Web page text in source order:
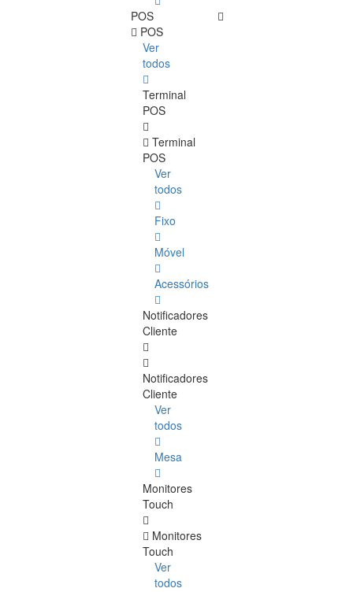
POS
POS
Ver
todos
Terminal
POS
Terminal
POS
Ver
todos
Fixo
Móvel
Acessórios
Notificadores
Cliente
Notificadores
Cliente
Ver
todos
Mesa
Monitores
Touch
Monitores
Touch
Ver
todos